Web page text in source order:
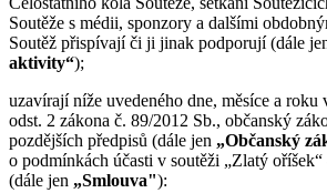
Soutěže s médii, sponzory a dalšími
Soutěž přispívají či ji jinak podporují (dále
aktivity“);
uzavírají níže uvedeného dne, měsíce a roku
odst. 2 zákona č. 89/2012 Sb., občanský
pozdějších předpisů (dále jen „Občanský
o podmínkách účasti v soutěži „Zlatý
(dále jen „Smlouva"):